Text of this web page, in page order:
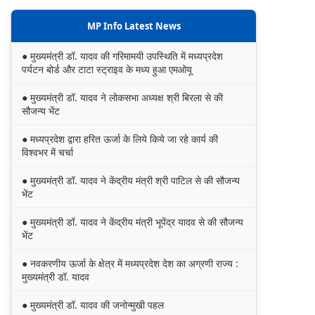
MP Info Latest News
● मुख्यमंत्री डॉ. यादव की गरिमामयी उपस्थिति में मध्यप्रदेश
पर्यटन बोर्ड और टाटा स्ट्राइव के मध्य हुआ एमओयू
● मुख्यमंत्री डॉ. यादव ने लोकसभा अध्यक्ष श्री बिरला से की
सौजन्य भेंट
● मध्यप्रदेश द्वारा हरित ऊर्जा के लिये किये जा रहे कार्य की
विश्वभर में चर्चा
● मुख्यमंत्री डॉ. यादव ने केंद्रीय मंत्री श्री पाटिल से की सौजन्य
भेंट
● मुख्यमंत्री डॉ. यादव ने केंद्रीय मंत्री भूपेंद्र यादव से की सौजन्य
भेंट
● नवकरणीय ऊर्जा के क्षेत्र में मध्यप्रदेश देश का अग्रणी राज्य :
मुख्यमंत्री डॉ. यादव
● मुख्यमंत्री डॉ. यादव की जनोन्मुखी पहल